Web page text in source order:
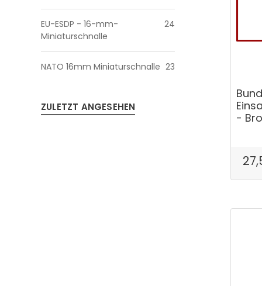
EU-ESDP - 16-mm-
Miniaturschnalle
24
NATO 16mm Miniaturschnalle 23
ZULETZT ANGESEHEN
-